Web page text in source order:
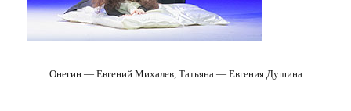
Онегин — Евгений Михалев, Татьяна — Евгения Душина